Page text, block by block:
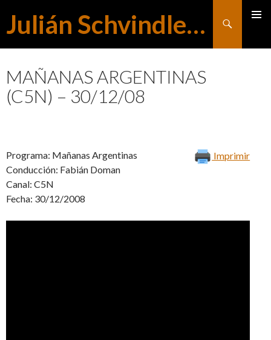
Julián Schvindlerman
Buscar
AL
MAÑANAS ARGENTINAS
(C5N) – 30/12/08
Imprimir
Programa: Mañanas Argentinas
Conducción: Fabián Doman
Canal: C5N
Fecha: 30/12/2008